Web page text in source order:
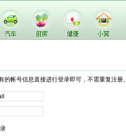
帐号信息直接进行登录即可，不需重复注册。